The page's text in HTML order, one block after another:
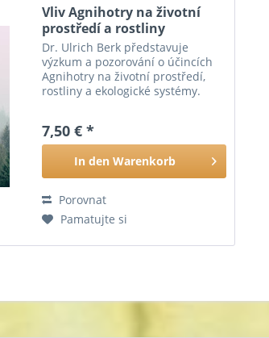
Vliv Agnihotry na životní
prostředí a rostliny
Dr. Ulrich Berk představuje
výzkum a pozorování o účincích
Agnihotry na životní prostředí,
rostliny a ekologické systémy.
který lidstvo zná. Je to věda o
čištění atmosféry...
7,50 € *
In den Warenkorb
Porovnat
Pamatujte si